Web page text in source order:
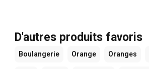
D'autres produits favoris
Boulangerie Orange Oranges